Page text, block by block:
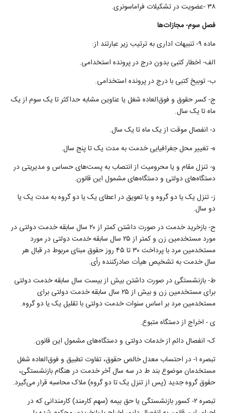
۳۸-عضویت در تشکیلات فراماسونری.
فصل سوم- ‌مجازات‌ها
ماده ۹- تنبیهات اداری به ترتیب زیر عبارتند از
:
الف- اخطار کتبی بدون درج در پرونده استخدامی.
ب- توبیخ کتبی با درج در پرونده استخدامی.
ج- کسر حقوق و ‌فوق‌العاده شغل یا عناوین مشابه حداکثر تا یک سوم از یک
ماه تا یک سال.
د- انفصال موقت از یک ماه تا یک سال.
ه- تغییر محل جغرافیایی خدمت به مدت یک تا پنج سال.
و- تنزل مقام و یا محرومیت از انتصاب به پست‌های حساس و مدیریتی در
دستگاه‌های دولتی و دستگاه‌های مشمول این قانون.
ز- تنزل یک یا دو گروه و یا تعویق در اعطای یک یا دو گروه به مدت یک یا
دو سال.
ح- بازخرید خدمت در صورت داشتن کمتر از ۲۰ سال سابقه خدمت دولتی در
مورد مستخدمین زن و کمتر از ۲۵ سال سابقه خدمت دولتی در مورد
مستخدمین مرد با پرداخت ۳۰ تا ۴۵ روز حقوق مبنای مربوط در قبال هر
سال خدمت به تشخیص هیأت صادرکننده‌ رأی.
ط- بازنشستگی در صورت داشتن بیش از بیست سال سابقه خدمت دولتی
برای مستخدمین زن و بیش از ۲۵ سال سابقه خدمت دولتی برای
مستخدمین مرد بر اساس سنوات خدمت دولتی با تقلیل یک یا دو گروه.
ی - اخراج از دستگاه متبوع.
ک- انفصال دائم از خدمات دولتی و دستگاه‌های مشمول این قانون.
تبصره ۱- در احتساب معدل خالص حقوق، تفاوت تطبیق و ‌فوق‌العاده شغل
مستخدمان موضوع بند ط در سه سال آخر خدمت در هنگام بازنشستگی،
حقوق گروه جدید (پس از تنزل یک تا دو گروه) ملاک محاسبه قرار می‌گیرد.
تبصره ۲- کسور بازنشستگی یا حق بیمه (سهم کارمند) کارمندانی که در